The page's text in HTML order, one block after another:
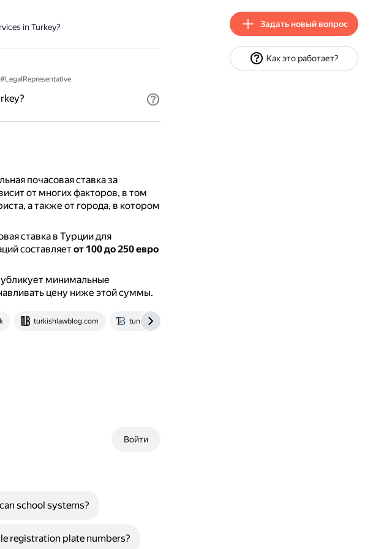
in Turkey?
#LegalRepresentative
почасовая ставка за
от многих факторов, в том
а также от города, в котором
ставка в Турции для
составляетот 100 до 250 евро
минимальные
цену ниже этой суммы.
turkishlawblog.com tuncaybarcinlawoffice.com
Войти
school systems?
registration plate numbers?
Задать новый вопрос
Как это работает?